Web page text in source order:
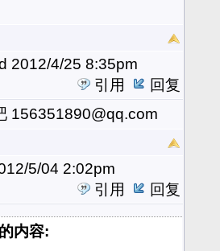
2012/4/25 8:35pm
引用
回复
156351890@qq.com
5/04 2:02pm
引用
回复
内容: